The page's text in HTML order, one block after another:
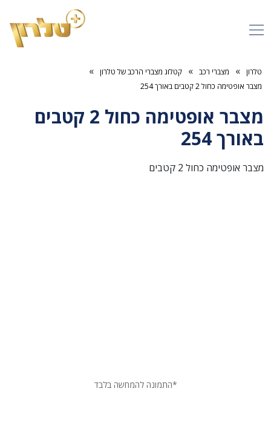
טלרון » מצברי רכב » קטלוג מצברי הרכב של טלרון »
מצבר אופטימה כחול 2 קטבים באורך 254
מצבר אופטימה כחול 2 קטבים
באורך 254
מצבר אופטימה כחול 2 קטבים
*התמונה להמחשה בלבד